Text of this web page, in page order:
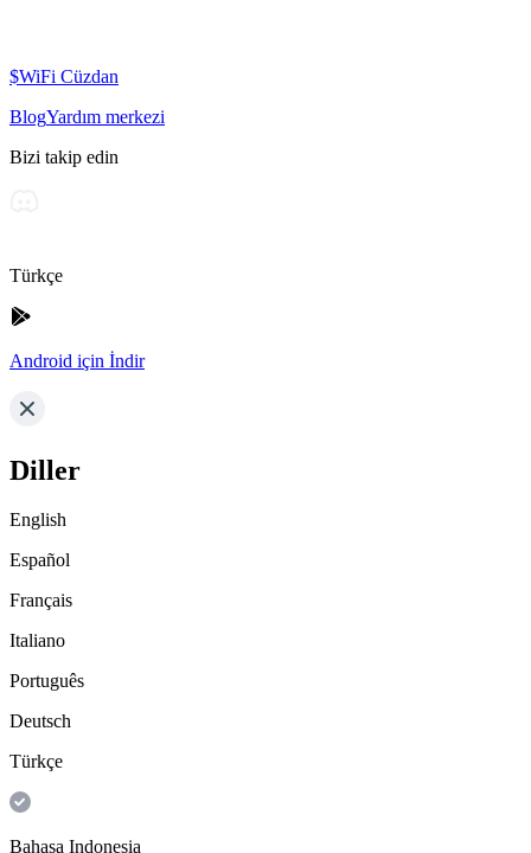
$WiFi Cüzdan
BlogYardım merkezi
Bizi takip edin
Türkçe
Android için İndir
Diller
English
Español
Français
Italiano
Português
Deutsch
Türkçe
Bahasa Indonesia